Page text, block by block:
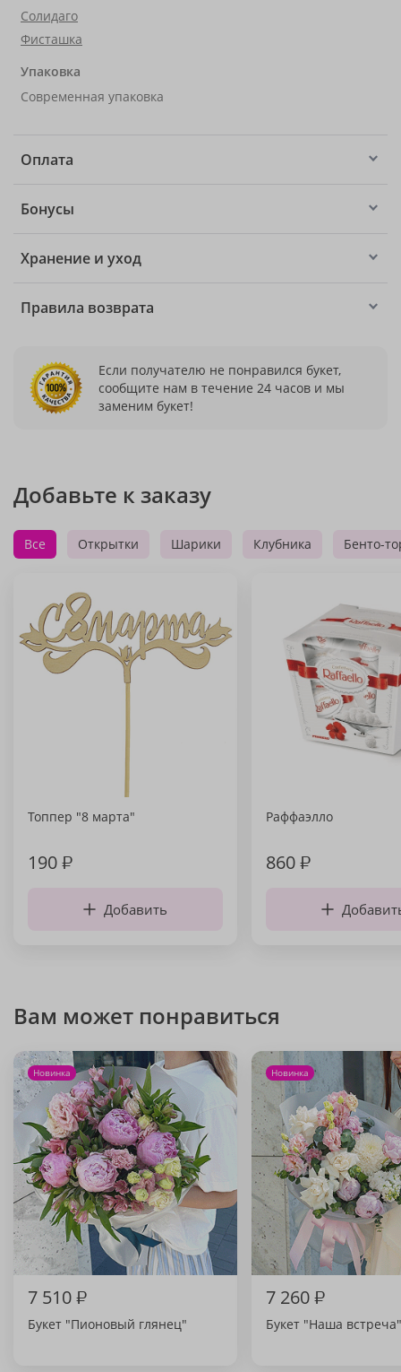
Солидаго
Фисташка
Упаковка
Современная упаковка
Оплата
Бонусы
Хранение и уход
Правила возврата
Если получателю не понравился букет,
сообщите нам в течение 24 часов и мы
заменим букет!
Добавьте к заказу
Все Открытки Шарики Клубника Бенто-
Топпер "8 марта"
190₽
Добавить
Раффаэлло
860₽
Вам может понравиться
Новинка
7 510₽
Букет "Пионовый глянец"
Новинка
7 260₽
Букет "Наша встреча"